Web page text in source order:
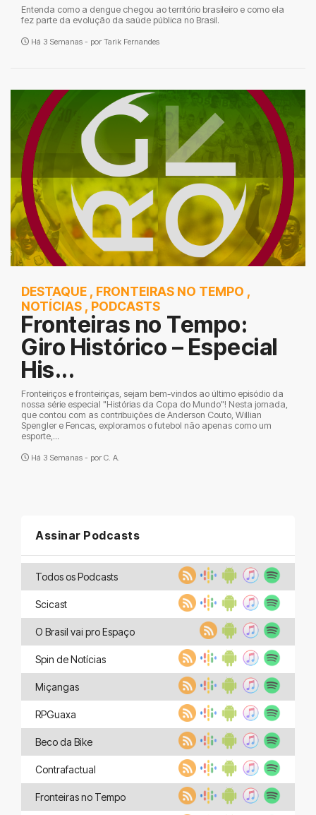
Entenda como a dengue chegou ao território brasileiro e como ela
fez parte da evolução da saúde pública no Brasil.
Há 3 Semanas - por Tarik Fernandes
DESTAQUE , FRONTEIRAS NO TEMPO ,
NOTÍCIAS , PODCASTS
Fronteiras no Tempo:
Giro Histórico – Especial
His...
Fronteiriços e fronteiriças, sejam bem-vindos ao último episódio da
nossa série especial "Histórias da Copa do Mundo"! Nesta jornada,
que contou com as contribuições de Anderson Couto, Willian
Spengler e Fencas, exploramos o futebol não apenas como um
esporte,...
Há 3 Semanas - por C. A.
Assinar Podcasts
Todos os Podcasts
Scicast
O Brasil vai pro Espaço
Spin de Notícias
Miçangas
RPGuaxa
Beco da Bike
Contrafactual
Fronteiras no Tempo